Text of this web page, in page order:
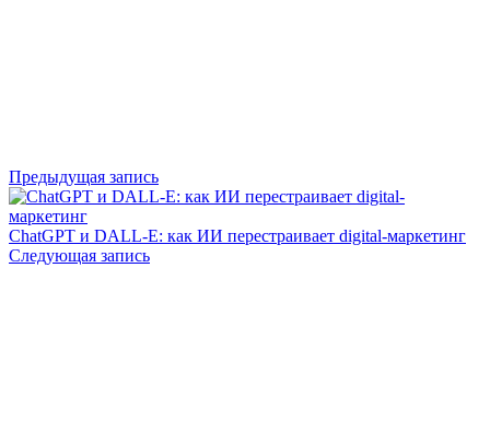
Предыдущая запись
ChatGPT и DALL-E: как ИИ перестраивает digital-маркетинг
Следующая запись